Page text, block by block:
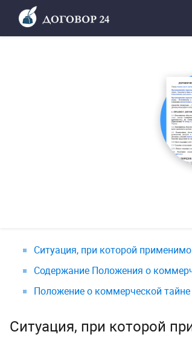
Ситуация, при которой
Содержание Положения о
Положение о коммерческой тайне
Ситуация, при которой